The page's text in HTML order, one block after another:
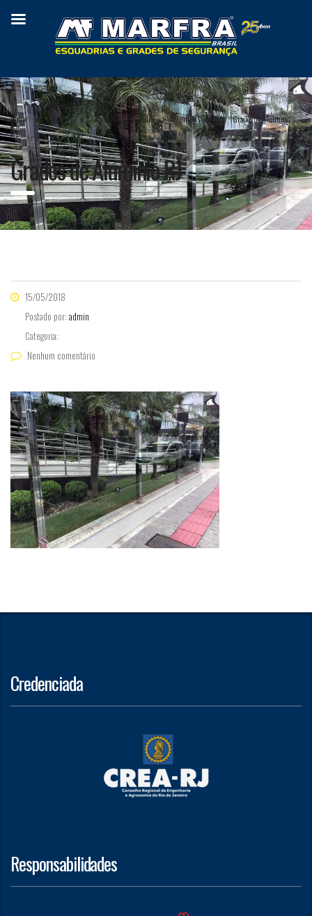
Home Produtos Grade / Muro de Vidro Muro de Vidro
Grades de Alumínio
RJ
Grades de Alumínio RJ
15/05/2018
Postado por: admin
Categoria:
Nenhum comentário
Credenciada
Responsabilidades